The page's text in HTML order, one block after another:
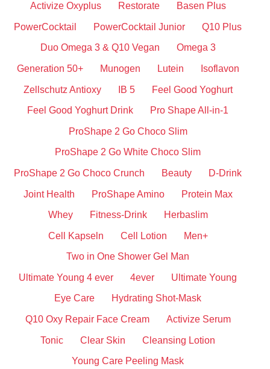
Activize Oxyplus Restorate Basen Plus
PowerCocktail PowerCocktail Junior Q10 Plus
Duo Omega 3 & Q10 Vegan Omega 3
Generation 50+ Munogen Lutein Isoflavon
Zellschutz Antioxy IB 5 Feel Good Yoghurt
Feel Good Yoghurt Drink Pro Shape All-in-1
ProShape 2 Go Choco Slim
ProShape 2 Go White Choco Slim
ProShape 2 Go Choco Crunch Beauty D-Drink
Joint Health ProShape Amino Protein Max
Whey Fitness-Drink Herbaslim
Cell Kapseln Cell Lotion Men+
Two in One Shower Gel Man
Ultimate Young 4 ever 4ever Ultimate Young
Eye Care Hydrating Shot-Mask
Q10 Oxy Repair Face Cream Activize Serum
Tonic Clear Skin Cleansing Lotion
Young Care Peeling Mask